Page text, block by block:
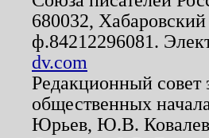
680032,
ф.84212296081.
dv.com
Редакционный совет
общественных
Юрьев, Ю.В.